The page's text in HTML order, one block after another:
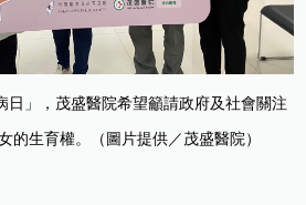
日」，茂盛醫院希望籲請政府及社會關注
的生育權。（圖片提供／茂盛醫院）